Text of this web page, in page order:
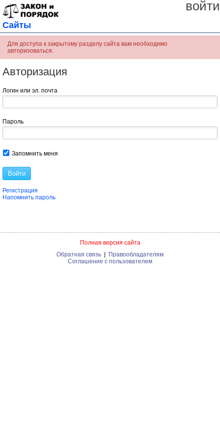
войти
Сайты
Для доступа к закрытому разделу сайта вам необходимо
авторизоваться.
Авторизация
Логин или эл. почта
Пароль
Запомнить меня
Войти
Регистрация
Напомнить пароль
Полная версия сайта
Обратная связь
Правообладателям
Соглашение с пользователем